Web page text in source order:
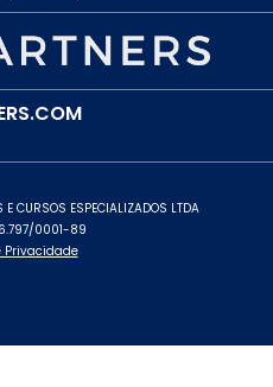
CURSOS ESPECIALIZADOS LTDA
0001-89
Privacidade